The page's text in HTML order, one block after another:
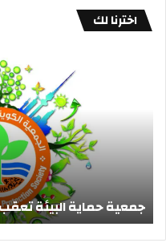
اخترنا لك
جمعية حماية البيئة